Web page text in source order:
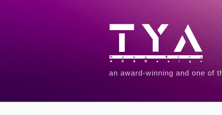
an award-winning and one of